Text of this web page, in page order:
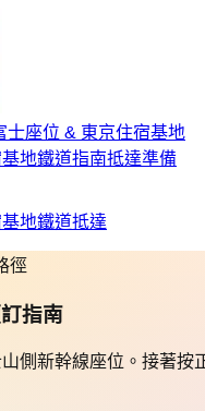
士座位 & 東京住宿基地
地鐵道指南抵達準備
地鐵道抵達
徑
指南
側新幹線座位。接著按